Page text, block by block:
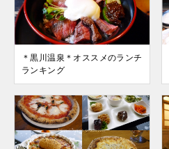
＊黒川温泉＊オススメのランチ
ランキング